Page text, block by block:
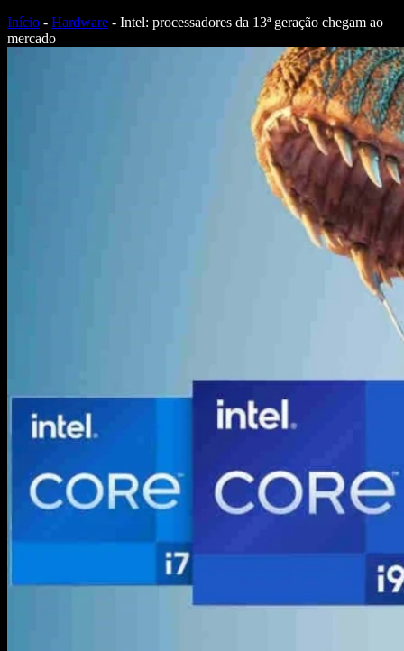
Início - Hardware - Intel: processadores da 13ª geração chegam ao
mercado